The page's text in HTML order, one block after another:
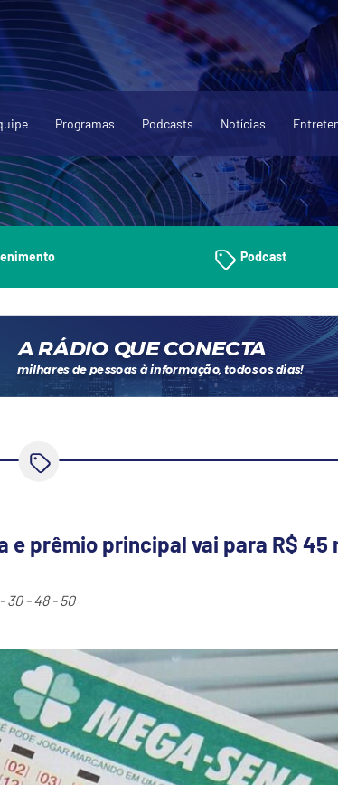
Programas Podcasts Notícias
Podcast
e prêmio principal vai para R$ 45
30 - 48 - 50